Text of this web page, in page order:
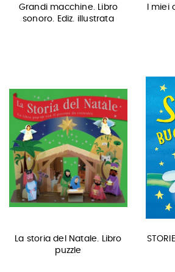
Grandi macchine. Libro
sonoro. Ediz. illustrata
I miei
La storia del Natale. Libro
puzzle